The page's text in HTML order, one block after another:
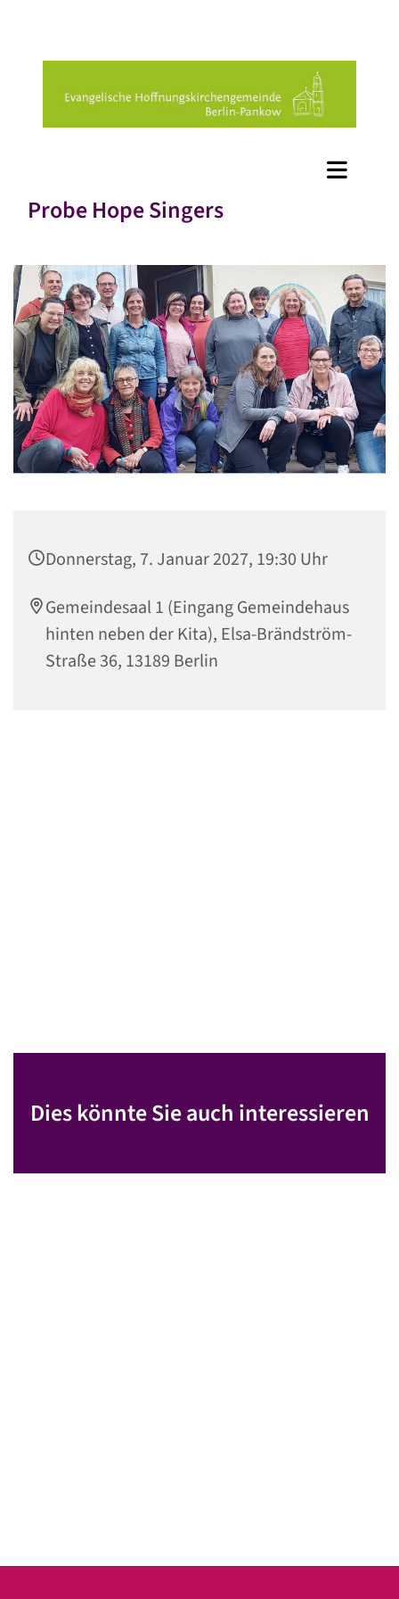
Probe Hope Singers
Donnerstag, 7. Januar 2027, 19:30 Uhr
Gemeindesaal 1 (Eingang Gemeindehaus
hinten neben der Kita), Elsa-Brändström-
Straße 36, 13189 Berlin
Dies könnte Sie auch interessieren